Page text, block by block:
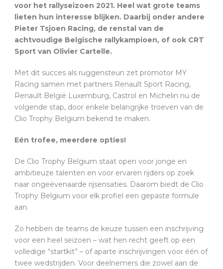
voor het rallyseizoen 2021. Heel wat grote teams
lieten hun interesse blijken. Daarbij onder andere
Pieter Tsjoen Racing, de renstal van de
achtvoudige Belgische rallykampioen, of ook CRT
Sport van Olivier Cartelle.
Met dit succes als ruggensteun zet promotor MY
Racing samen met partners Renault Sport Racing,
Renault België Luxemburg, Castrol en Michelin nu de
volgende stap, door enkele belangrijke troeven van de
Clio Trophy Belgium bekend te maken.
Eén trofee, meerdere opties!
De Clio Trophy Belgium staat open voor jonge en
ambitieuze talenten en voor ervaren rijders op zoek
naar ongeëvenaarde rijsensaties. Daarom biedt de Clio
Trophy Belgium voor elk profiel een gepaste formule
aan.
Zo hebben de teams de keuze tussen een inschrijving
voor een heel seizoen – wat hen recht geeft op een
volledige “startkit” – of aparte inschrijvingen voor één of
twee wedstrijden. Voor deelnemers die zowel aan de